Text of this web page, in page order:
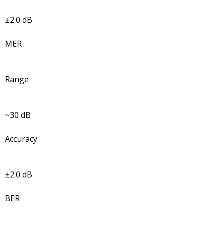
±2.0 dB
MER
Range
~30 dB
Accuracy
±2.0 dB
BER